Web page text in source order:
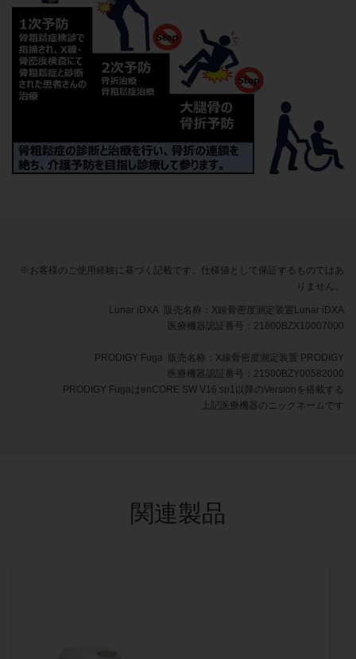
関連製品
※お客様のご使用経験に基づく記載です。仕様値として保証するものではあ
りません。
Lunar iDXA 販売名称：X線骨密度測定装置Lunar iDXA
医療機器認証番号：21800BZX10007000
PRODIGY Fuga 販売名称：X線骨密度測定装置 PRODIGY
医療機器認証番号：21500BZY00582000
PRODIGY FugaはenCORE SW V16.sp1以降のVersionを搭載する
上記医療機器のニックネームです